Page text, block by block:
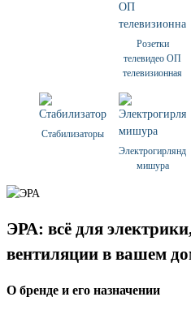
Розетки
телевидео ОП
телевизионная
Стабилизаторы
Электрогирлянды
мишура
ЭРА: всё для
вентиляции в вашем
О бренде и его назначении